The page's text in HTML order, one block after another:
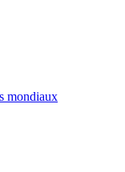
mondiaux